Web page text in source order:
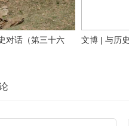
对话（第三十六
文化是一个
识。在乌海
文博 | 与历